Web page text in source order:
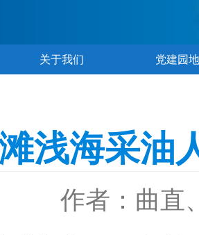
关于我们 党建园地
滩浅海采
作者：曲直